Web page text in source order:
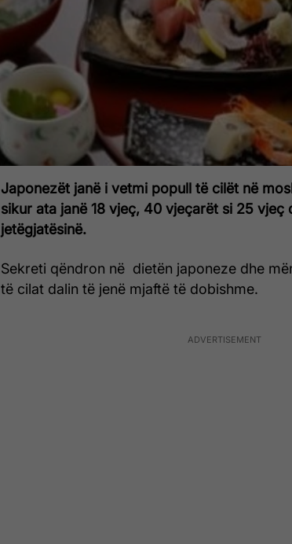
Japonezët janë i vetmi popull të cilët në
sikur ata janë 18 vjeç, 40 vjeçarët si 25 vjeç
jetëgjatësinë.
Sekreti qëndron në dietën japoneze dhe
të cilat dalin të jenë mjaftë të dobishme.